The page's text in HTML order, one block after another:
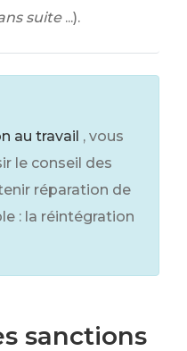
suite ...).
au travail , vous
le conseil des
réparation de
: la réintégration
sanctions